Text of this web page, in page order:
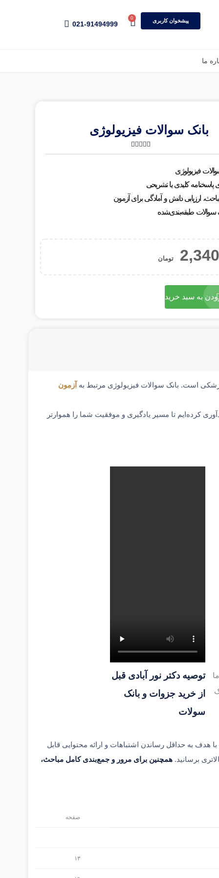
پیشخوان کاربری 0
021-91494999
ما
بانک سوالات فیزیولوژی
4.50 2 رای
فیزیولوژی
پاسخنامه کلیدی یا تشریحی
ارزیابی دانش و آمادگی برای آزمون
سوالات طبقه‌بندی‌شده
تومان
به سبد خرید
است. بانک سوالات فیزیولوژی مرتبط به آزمون
کرده‌ایم تا مسیر یادگیری و موفقیت شما را هموارتر
توصیه دکتر نور آبادی قبل
از خرید جزوات و بانک
سولات
هدف به حداقل رساندن اشتباهات و ارائه محتوایی قابل
برسانید. همچنین برای مرور و جمع‌بندی کامل مباحث،
صفحه
۱۳